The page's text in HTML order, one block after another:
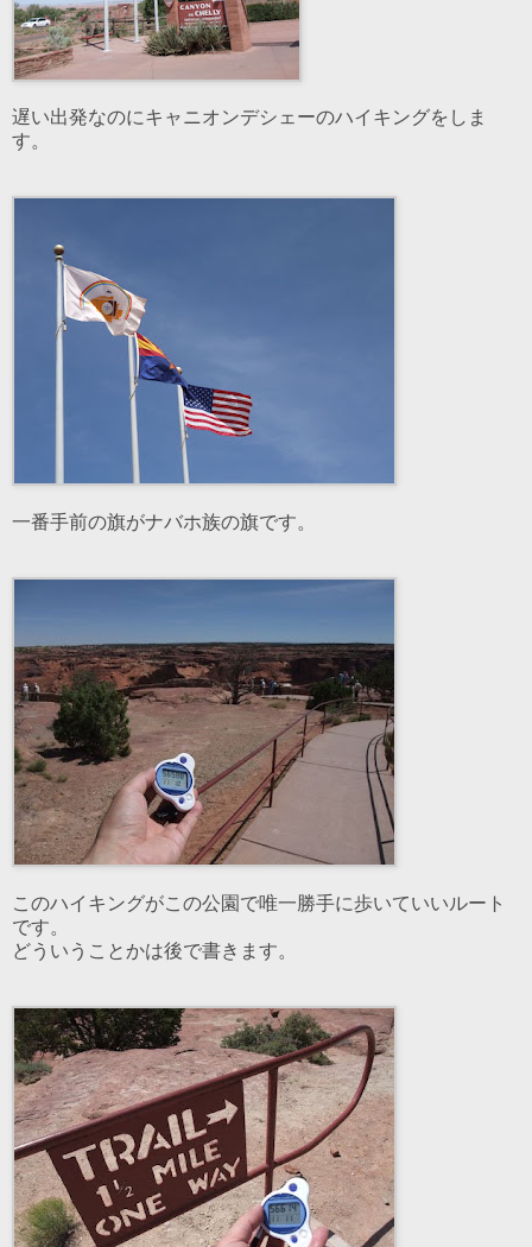
遅い出発なのにキャニオンデシェーのハイキングをしま
す。
一番手前の旗がナバホ族の旗です。
このハイキングがこの公園で唯一勝手に歩いていいルート
です。
どういうことかは後で書きます。